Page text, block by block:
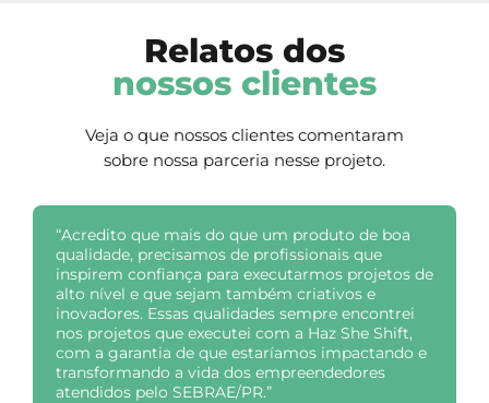
Relatos dos
nossos clientes
Veja o que nossos clientes comentaram
sobre nossa parceria nesse projeto.
“Acredito que mais do que um produto de boa
qualidade, precisamos de profissionais que
inspirem confiança para executarmos projetos de
alto nível e que sejam também criativos e
inovadores. Essas qualidades sempre encontrei
nos projetos que executei com a Haz She Shift,
com a garantia de que estaríamos impactando e
transformando a vida dos empreendedores
atendidos pelo SEBRAE/PR.”